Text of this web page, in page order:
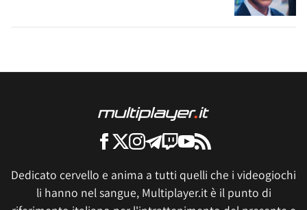
Dedicato cervello e anima a tutti quelli che i videogiochi
li hanno nel sangue, Multiplayer.it è il punto di